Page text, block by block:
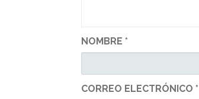
NOMBRE*
CORREO ELECTRÓNICO*